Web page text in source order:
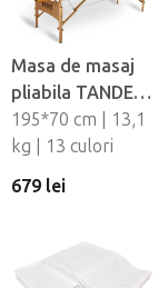
Masa de masaj
pliabila TANDEM
Basic-2
195*70 cm | 13,1
kg | 13 culori
679 lei